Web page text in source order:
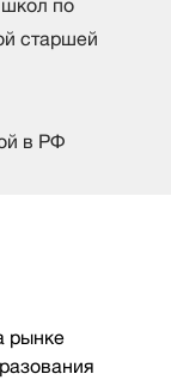
старшей
в РФ
рынке